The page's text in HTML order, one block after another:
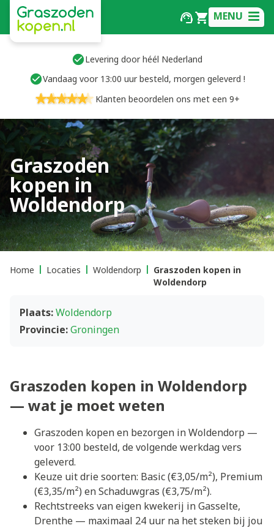
MENU
Levering door héél Nederland
Vandaag voor 13:00 uur besteld, morgen geleverd !
Klanten beoordelen ons met een 9+
Graszoden
kopen in
Woldendorp
Home Locaties Woldendorp
Graszoden kopen in
Woldendorp
Plaats:Woldendorp
Provincie:Groningen
Graszoden kopen in Woldendorp
— wat je moet weten
Graszoden kopen en bezorgen in Woldendorp —
voor 13:00 besteld, de volgende werkdag vers
geleverd.
Keuze uit drie soorten: Basic (€3,05/m²), Premium
(€3,35/m²) en Schaduwgras (€3,75/m²).
Rechtstreeks van eigen kwekerij in Gasselte,
Drenthe — maximaal 24 uur na het steken bij jou